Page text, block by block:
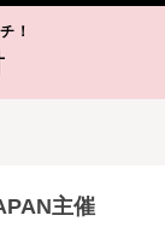
！
主催